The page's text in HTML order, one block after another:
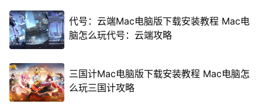
代号：云端Mac电脑版下载安装教程 Mac电
脑怎么玩代号：云端攻略
三国计Mac电脑版下载安装教程 Mac电脑怎
么玩三国计攻略